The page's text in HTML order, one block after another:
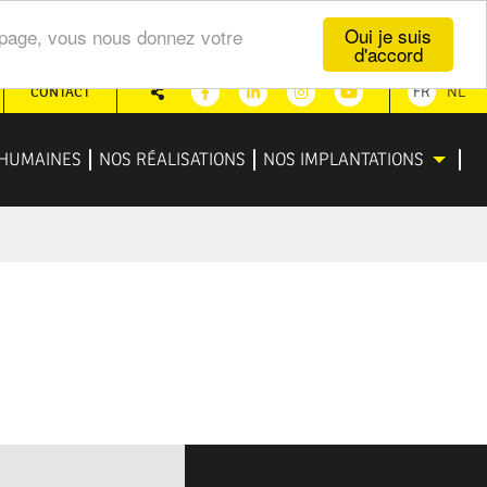
Oui je suis
d'accord
vous nous donnez votre
NOS RÉALISATIONS NOS IMPLANTATIONS
CONTACT
FacebookLinkedinInstagramYoutube
Partager
FR NL